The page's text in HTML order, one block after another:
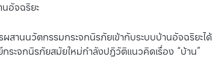
อัจฉริยะ
สานนวัตกรรมกระจกนิรภัยเข้ากับระบบบ้านอัจฉริยะได้
ระจกนิรภัยสมัยใหม่กำลังปฏิวัติแนวคิดเรื่อง “บ้าน”